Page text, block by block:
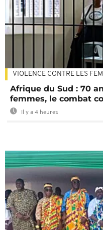
VIOLENCE CONTRE LES
Afrique du Sud : 70
femmes, le combat
Il y a 4 heures